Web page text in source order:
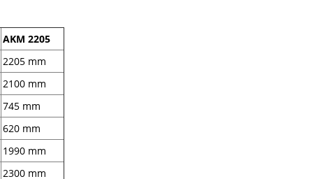
AKM 2205
2205 mm
2100 mm
745 mm
620 mm
1990 mm
2300 mm